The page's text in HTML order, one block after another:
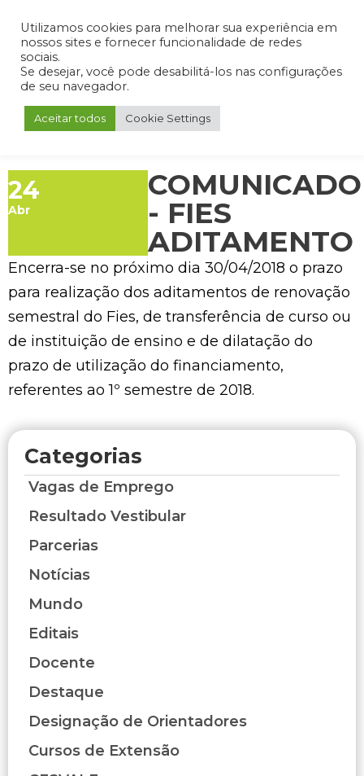
Admin Portal do Aluno Portal do Professor Portal do Coordenador
24
Abr
COMUNICADO
- FIES
ADITAMENTO
Encerra-se no próximo dia 30/04/2018 o prazo
para realização dos aditamentos de renovação
semestral do Fies, de transferência de curso ou
de instituição de ensino e de dilatação do
prazo de utilização do financiamento,
referentes ao 1º semestre de 2018.
Categorias
Vagas de Emprego
Resultado Vestibular
Parcerias
Notícias
Mundo
Editais
Docente
Destaque
Designação de Orientadores
Cursos de Extensão
Utilizamos cookies para melhorar sua experiência em
nossos sites e fornecer funcionalidade de redes
sociais.
Se desejar, você pode desabilitá-los nas configurações
de seu navegador.
Aceitar todos Cookie Settings